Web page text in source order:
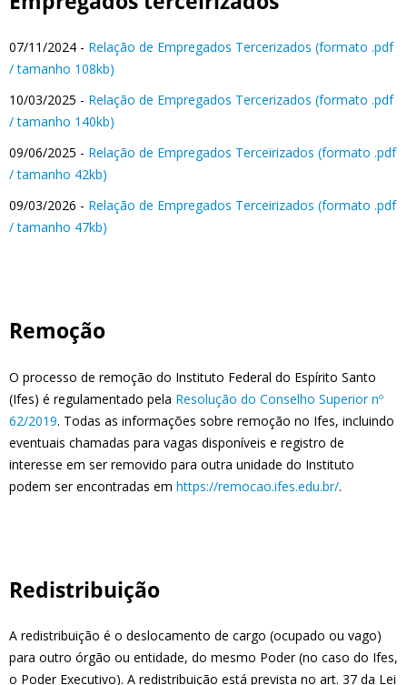
07/11/2024 - Relação de Empregados Tercerizados (formato .pdf
/ tamanho 108kb)
10/03/2025 - Relação de Empregados Tercerizados (formato .pdf
/ tamanho 140kb)
09/06/2025 - Relação de Empregados Terceirizados (formato .pdf
/ tamanho 42kb)
09/03/2026 - Relação de Empregados Terceirizados (formato .pdf
/ tamanho 47kb)
Remoção
O processo de remoção do Instituto Federal do Espírito Santo
(Ifes) é regulamentado pela Resolução do Conselho Superior nº
62/2019. Todas as informações sobre remoção no Ifes, incluindo
eventuais chamadas para vagas disponíveis e registro de
interesse em ser removido para outra unidade do Instituto
podem ser encontradas em https://remocao.ifes.edu.br/.
Redistribuição
A redistribuição é o deslocamento de cargo (ocupado ou vago)
para outro órgão ou entidade, do mesmo Poder (no caso do Ifes,
o Poder Executivo). A redistribuição está prevista no art. 37 da Lei